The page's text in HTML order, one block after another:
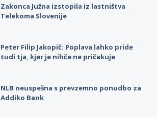
Zakonca Južna izstopila iz lastništva
Telekoma Slovenije
Peter Filip Jakopič: Poplava lahko pride
tudi tja, kjer je nihče ne pričakuje
NLB neuspešna s prevzemno ponudbo za
Addiko Bank